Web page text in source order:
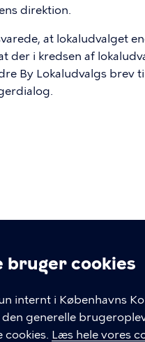
bruger cookies
internt i Københavns
generelle
cookies. Læs hele vores
direktion.
at lokaludvalget
der i kredsen af
By Lokaludvalgs brev
Kommune